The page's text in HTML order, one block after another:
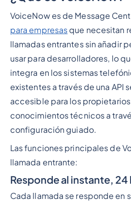
VoiceNow es de Message
para empresas que necesitan
llamadas entrantes sin añadir
usar para desarrolladores, lo
integra en los sistemas
existentes a través de una API
accesible para los
conocimientos técnicos a
configuración guiado.
Las funciones principales de
llamada entrante:
Responde al instante, 24
Cada llamada se responde en